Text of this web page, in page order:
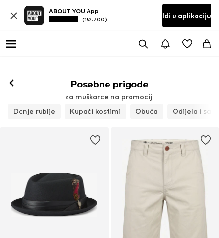
ABOUT YOU App
(152.700) Idi u aplikaciju
Posebne prigode
za muškarce na promociji
Donje rublje
Kupaći kostimi Obuća Odijela i